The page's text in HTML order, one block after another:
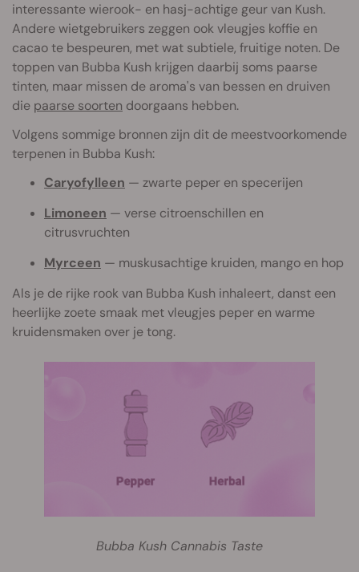
interessante wierook- en hasj-achtige geur van Kush.
Andere wietgebruikers zeggen ook vleugjes koffie en
cacao te bespeuren, met wat subtiele, fruitige noten. De
toppen van Bubba Kush krijgen daarbij soms paarse
tinten, maar missen de aroma's van bessen en druiven
die paarse soorten doorgaans hebben.
Volgens sommige bronnen zijn dit de meestvoorkomende
terpenen in Bubba Kush:
Caryofylleen — zwarte peper en specerijen
Limoneen — verse citroenschillen en
citrusvruchten
Myrceen — muskusachtige kruiden, mango en hop
Als je de rijke rook van Bubba Kush inhaleert, danst een
heerlijke zoete smaak met vleugjes peper en warme
kruidensmaken over je tong.
Bubba Kush Cannabis Taste